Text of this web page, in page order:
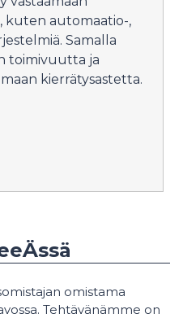
kuten automaatio-,
Samalla
toimivuutta ja
kierrätysastetta.
omistama
Tehtävänämme on